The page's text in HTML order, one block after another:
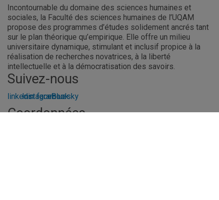
Incontournable du domaine des sciences humaines et
sociales, la Faculté des sciences humaines de l’UQAM
propose des programmes d’études solidement ancrés tant
sur le plan théorique qu’empirique. Elle offre un milieu
universitaire dynamique, stimulant et inclusif propice à la
réalisation de recherches novatrices, à la liberté
intellectuelle et à la démocratisation des savoirs.
Suivez-nous
linkedinInstagram
facebook
Bluesky
Coordonnées